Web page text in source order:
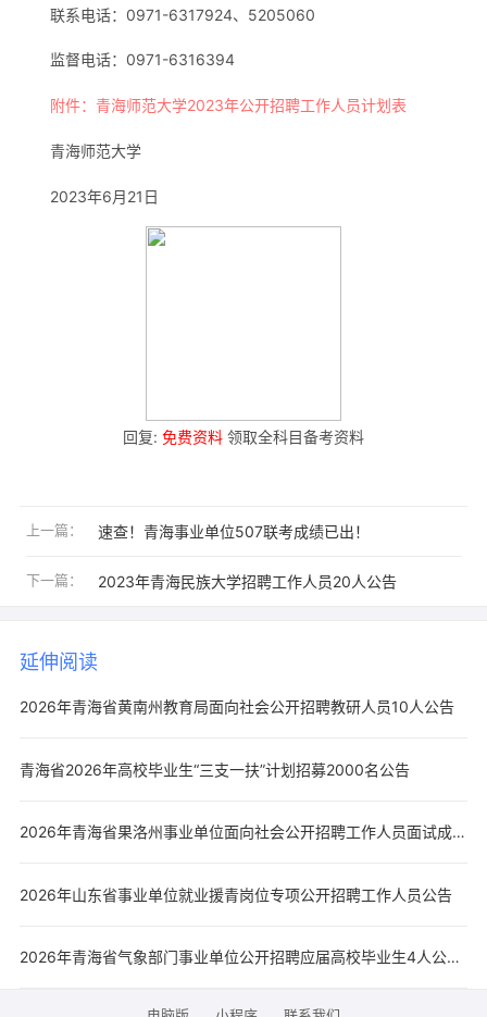
联系电话：0971-6317924、5205060
监督电话：0971-6316394
附件：青海师范大学2023年公开招聘工作人员计划表
青海师范大学
2023年6月21日
回复: 免费资料 领取全科目备考资料
上一篇： 速查！青海事业单位507联考成绩已出！
下一篇： 2023年青海民族大学招聘工作人员20人公告
延伸阅读
2026年青海省黄南州教育局面向社会公开招聘教研人员10人公告
青海省2026年高校毕业生“三支一扶”计划招募2000名公告
2026年青海省果洛州事业单位面向社会公开招聘工作人员面试成绩及总成绩公告
2026年山东省事业单位就业援青岗位专项公开招聘工作人员公告
2026年青海省气象部门事业单位公开招聘应届高校毕业生4人公告（第二批次）